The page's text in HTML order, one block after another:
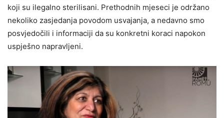
koji su ilegalno sterilisani. Prethodnih mjeseci je održano
nekoliko zasjedanja povodom usvajanja, a nedavno smo
posvjedočili i informaciji da su konkretni koraci napokon
uspješno napravljeni.